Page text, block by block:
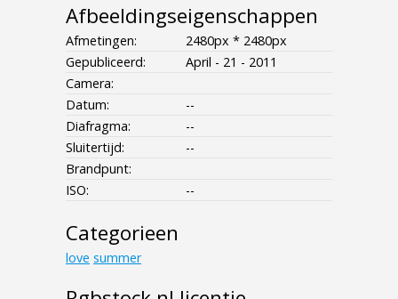
Afbeeldingseigenschappen
Afmetingen:
2480px * 2480px
Gepubliceerd:
April - 21 - 2011
Camera:
Datum:
--
Diafragma:
--
Sluitertijd:
--
Brandpunt:
ISO:
--
Categorieen
love summer